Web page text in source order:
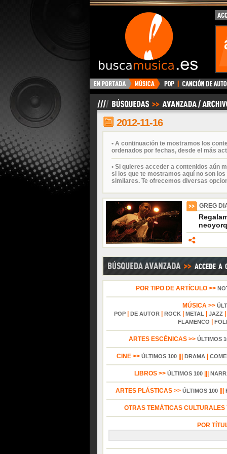
BuscaMusica.es
2012-11-16
• A continuación te mostramos los
ordenados por fechas, desde el más
• Si quieres acceder a contenidos aún
si los que te mostramos aquí no son
similares. Te ofrecemos diversas
GREG
POR TIPO DE ARTÍCULO >>
MÚSICA >>
POP| DE AUTOR| ROCK| METAL| JAZZ|
FLAMENCO
ARTES ESCÉNICAS >> ÚLTIMOS
CINE >> ÚLTIMOS 100 DRAMA
LIBROS >> ÚLTIMOS 100
ARTES PLÁSTICAS >> ÚLTIMOS 100
OTRAS TEMÁTICAS CULTURALES
POR